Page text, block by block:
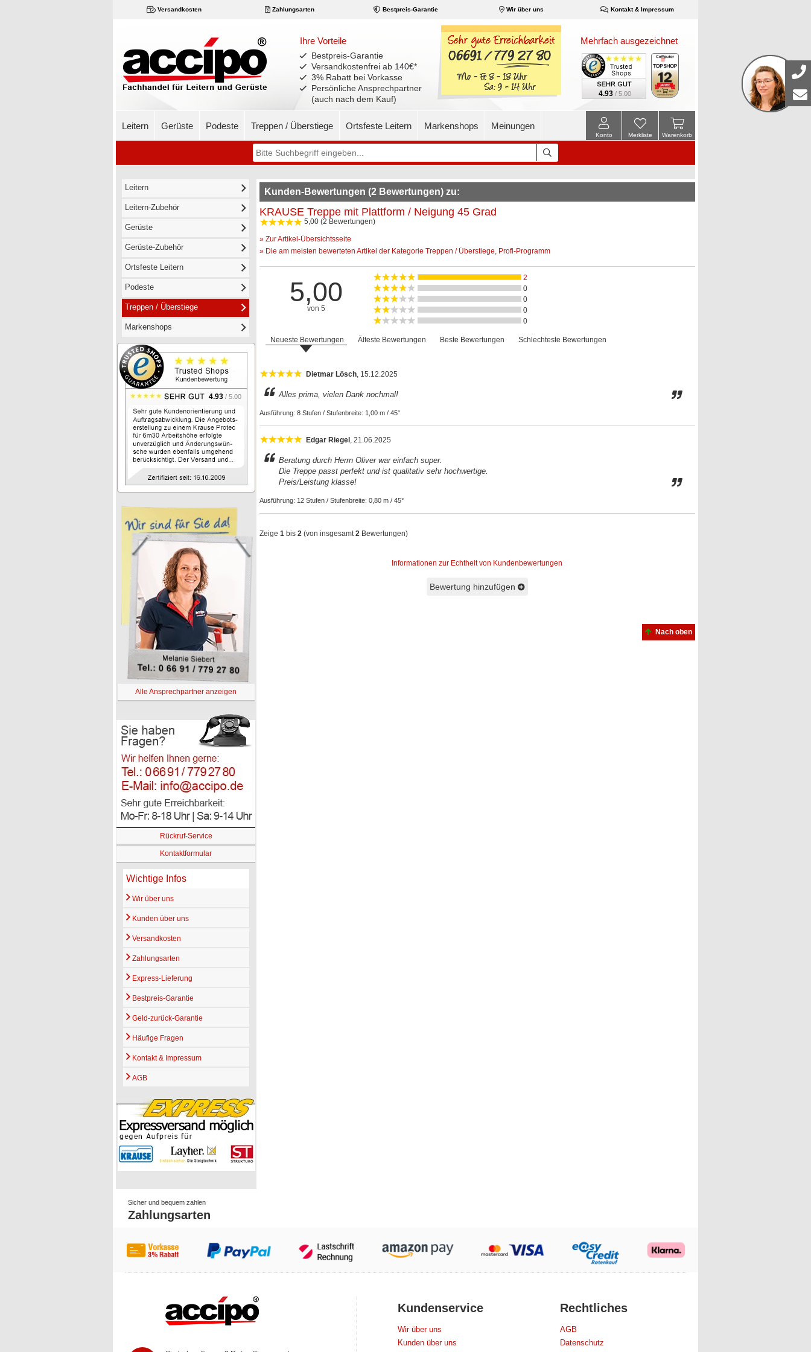
Versandkosten Zahlungsarten Bestpreis-Garantie Wir über uns Kontakt & Impressum
Ihre Vorteile
Bestpreis-Garantie
Versandkostenfrei ab 140€*
3% Rabatt bei Vorkasse
Persönliche Ansprechpartner
(auch nach dem Kauf)
Mehrfach ausgezeichnet
4.93 / 5.00
Leitern Gerüste Podeste Treppen / Überstiege Ortsfeste Leitern Markenshops Meinungen
Warenkorb
Merkliste
Konto
Leitern
Leitern-Zubehör
Gerüste
Gerüste-Zubehör
Ortsfeste Leitern
Podeste
Treppen / Überstiege
Markenshops
4.93 / 5.00
Alle Ansprechpartner anzeigen
Rückruf-Service
Kontaktformular
Wichtige Infos
Wir über uns
Kunden über uns
Versandkosten
Zahlungsarten
Express-Lieferung
Bestpreis-Garantie
Geld-zurück-Garantie
Häufige Fragen
Kontakt & Impressum
AGB
Kunden-Bewertungen (2 Bewertungen) zu:
KRAUSE Treppe mit Plattform / Neigung 45 Grad
5,00 (2 Bewertungen)
» Zur Artikel-Übersichtsseite
» Die am meisten bewerteten Artikel der Kategorie Treppen / Überstiege, Profi-Programm
5,00
von 5
2
0
0
0
0
Neueste Bewertungen Älteste Bewertungen Beste Bewertungen Schlechteste Bewertungen
Dietmar Lösch, 15.12.2025
Alles prima, vielen Dank nochmal!
Ausführung: 8 Stufen / Stufenbreite: 1,00 m / 45°
Edgar Riegel , 21.06.2025
Beratung durch Herrn Oliver war einfach super.
Die Treppe passt perfekt und ist qualitativ sehr hochwertige.
Preis/Leistung klasse!
Ausführung: 12 Stufen / Stufenbreite: 0,80 m / 45°
Zeige 1bis 2(von insgesamt2Bewertungen)
Informationen zur Echtheit von Kundenbewertungen
Bewertung hinzufügen
Nach oben
Sicher und bequem zahlen
Zahlungsarten
Kundenservice
Wir über uns
Kunden über uns
Rechtliches
AGB
Datenschutz